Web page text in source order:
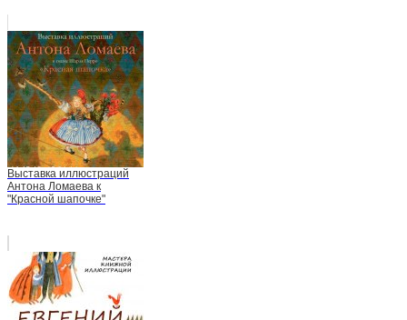
Выставка иллюстраций
Антона Ломаева к
"Красной шапочке"